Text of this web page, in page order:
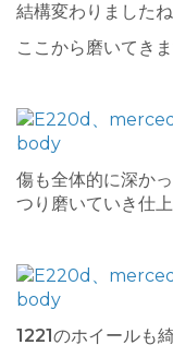
結構変わりましたね
ここから磨いてき
傷も全体的に深か
つり磨いていき仕
1221のホイールも